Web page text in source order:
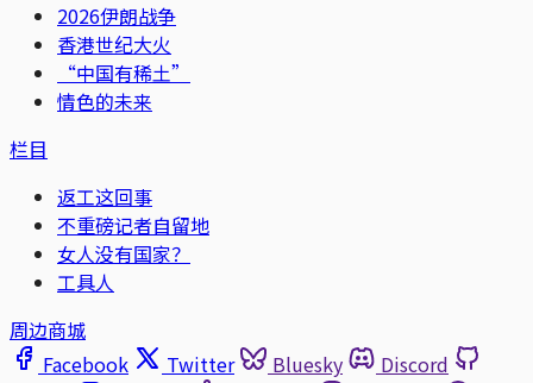
2026伊朗战争
香港世纪大火
“中国有稀土”
情色的未来
栏目
返工这回事
不重磅记者自留地
女人没有国家？
工具人
周边商城
Facebook
Twitter Bluesky
Discord